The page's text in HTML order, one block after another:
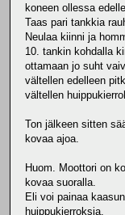
koneen ollessa
Taas pari tankkia
Neulaa kiinni ja
10. tankin kohdalla
ottamaan jo suht
vältellen edelleen
vältellen
Ton jälkeen sitten
kovaa ajoa.
Huom. Moottori on
kovaa suoralla.
Eli voi painaa
huippukierroksia.